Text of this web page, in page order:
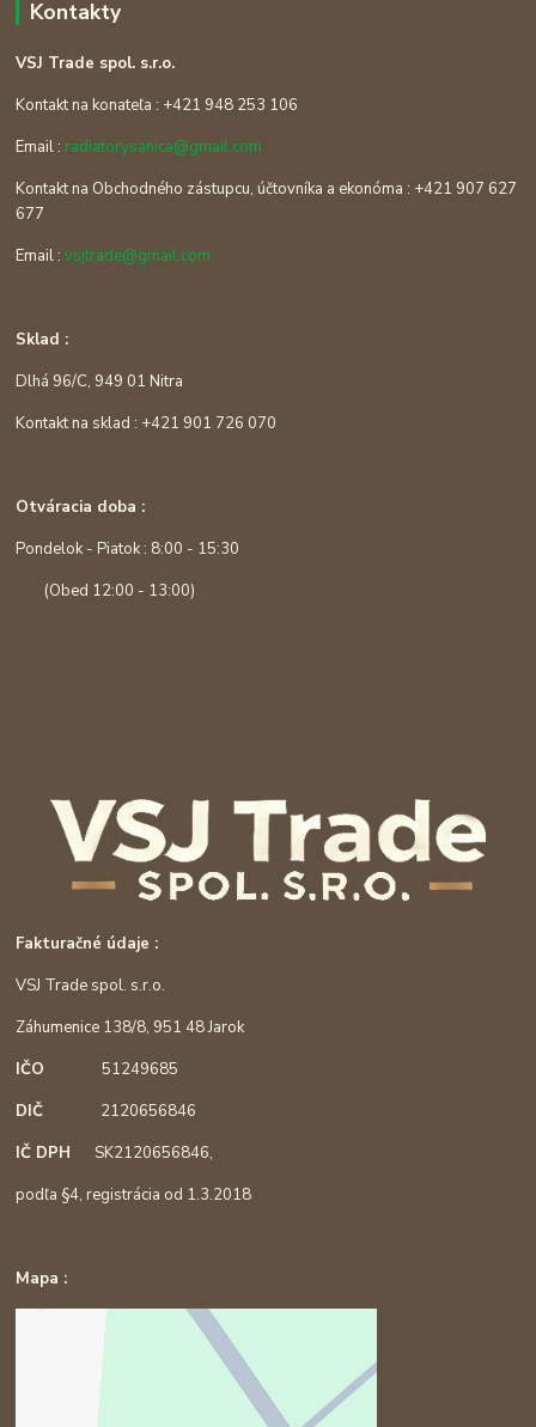
Kontakty
VSJ Trade spol. s.r.o.
Kontakt na konateľa : +421 948 253 106
Email : radiatorysanica@gmail.com
Kontakt na Obchodného zástupcu, účtovníka a ekonóma : +421 907 627
677
Email :vsjtrade@gmail.com
Sklad :
Dlhá 96/C, 949 01 Nitra
Kontakt na sklad : +421 901 726 070
Otváracia doba :
Pondelok - Piatok : 8:00 - 15:30
(Obed 12:00 - 13:00)
Fakturačné údaje :
VSJ Trade spol. s.r.o.
Záhumenice 138/8, 951 48 Jarok
IČO51249685
DIČ 2120656846
IČ DPHSK2120656846,
podľa §4, registrácia od 1.3.2018
Mapa :